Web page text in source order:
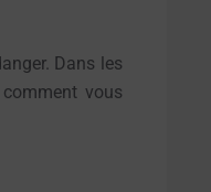
Dans les
vous